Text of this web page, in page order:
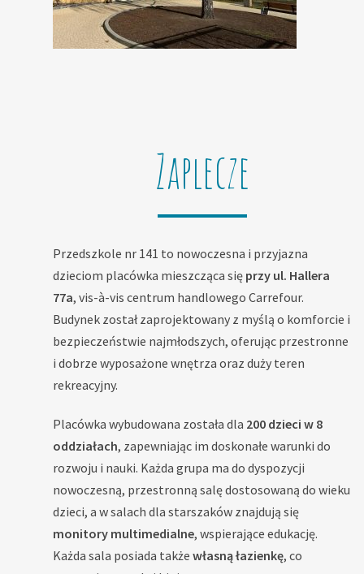
Zaplecze
Przedszkole nr 141 to nowoczesna i przyjazna
dzieciom placówka mieszcząca się przy ul. Hallera
77a, vis-à-vis centrum handlowego Carrefour.
Budynek został zaprojektowany z myślą o komforcie i
bezpieczeństwie najmłodszych, oferując przestronne
i dobrze wyposażone wnętrza oraz duży teren
rekreacyjny.
Placówka wybudowana została dla 200 dzieci w 8
oddziałach, zapewniając im doskonałe warunki do
rozwoju i nauki. Każda grupa ma do dyspozycji
nowoczesną, przestronną salę dostosowaną do wieku
dzieci, a w salach dla starszaków znajdują się
monitory multimedialne, wspierające edukację.
Każda sala posiada także własną łazienkę, co